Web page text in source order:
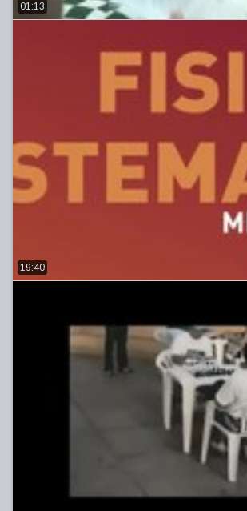
01:13
19:40